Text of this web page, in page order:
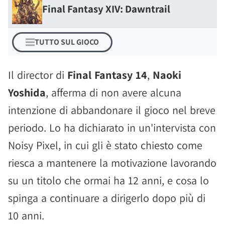
Final Fantasy XIV: Dawntrail
TUTTO SUL GIOCO
Il director di Final Fantasy 14, Naoki
Yoshida, afferma di non avere alcuna
intenzione di abbandonare il gioco nel breve
periodo. Lo ha dichiarato in un'intervista con
Noisy Pixel, in cui gli è stato chiesto come
riesca a mantenere la motivazione lavorando
su un titolo che ormai ha 12 anni, e cosa lo
spinga a continuare a dirigerlo dopo più di
10 anni.